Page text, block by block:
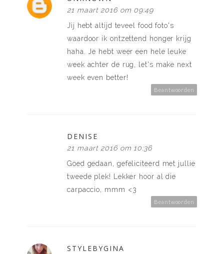
21 maart 2016 om 09:49
Jij hebt altijd teveel food foto's
waardoor ik ontzettend honger krijg
haha. Je hebt weer een hele leuke
week achter de rug, let's make next
week even better!
Beantwoorden
DENISE
21 maart 2016 om 10:36
Goed gedaan, gefeliciteerd met jullie
tweede plek! Lekker hoor al die
carpaccio, mmm <3
Beantwoorden
STYLEBYGINA